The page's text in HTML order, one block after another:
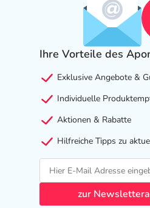
Ihre Vorteile des
Exklusive Angebote &
Individuelle
Aktionen & Rabatte
Hilfreiche Tipps zu
zur